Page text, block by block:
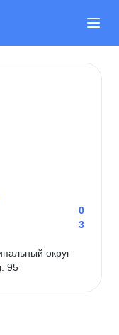
0
3
округ
95